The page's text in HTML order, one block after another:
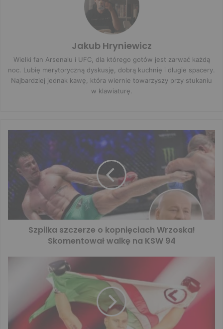
Jakub Hryniewicz
Wielki fan Arsenalu i UFC, dla którego gotów jest zarwać każdą
noc. Lubię merytoryczną dyskusję, dobrą kuchnię i długie spacery.
Najbardziej jednak kawę, która wiernie towarzyszy przy stukaniu
w klawiaturę.
Szpilka szczerze o kopnięciach Wrzoska!
Skomentował walkę na KSW 94